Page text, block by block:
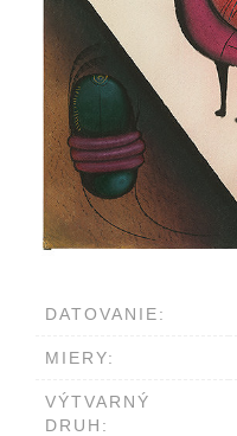
DATOVANIE:
MIERY:
VÝTVARNÝ
DRUH: